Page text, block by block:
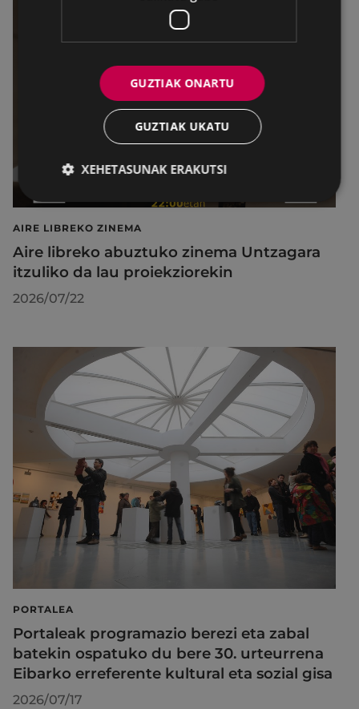
AIRE LIBREKO ZINEMA
Aire libreko abuztuko zinema Untzagara
itzuliko da lau proiekziorekin
2026/07/22
PORTALEA
Portaleak programazio berezi eta zabal
batekin ospatuko du bere 30. urteurrena
Eibarko erreferente kultural eta sozial gisa
2026/07/17
GUZTIAK ONARTU
GUZTIAK UKATU
XEHETASUNAK ERAKUTSI